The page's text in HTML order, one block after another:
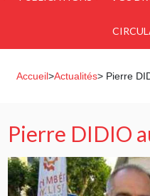
Accueil>Actualités> Pierre
Pierre DIDIO